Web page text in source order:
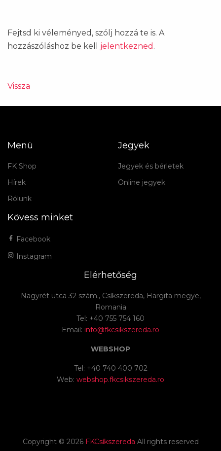
Fejtsd ki véleményed, szólj hozzá te is. A
hozzászóláshoz be kell jelentkezned .
Vissza
Menü
FK Shop
Hírek
Rólunk
Jegyek
Jegyek és bérletek
Online jegyek
Kövess minket
Facebook
Instagram
Elérhetőség
Nagyrét utca 32 szám., Csíkszereda, Hargita megye,
Romania
Tel: +40 755 754 160
Email: info@fkcsikszereda.ro
WEBSHOP
Tel: +40 740 400 702
Web: webshop.fkcsikszereda.ro
Copyright © 2026 FKCsíkszereda All rights reserved